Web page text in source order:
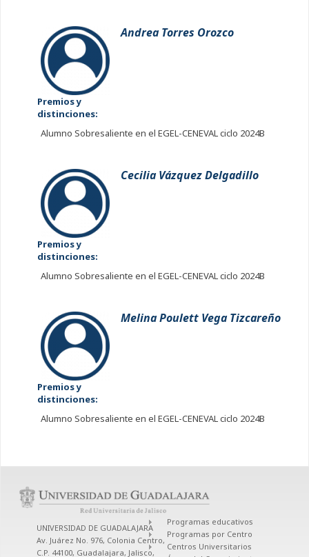
Andrea Torres Orozco
Premios y
distinciones:
Alumno Sobresaliente en el EGEL-CENEVAL ciclo 2024B
Cecilia Vázquez Delgadillo
Premios y
distinciones:
Alumno Sobresaliente en el EGEL-CENEVAL ciclo 2024B
Melina Poulett Vega Tizcareño
Premios y
distinciones:
Alumno Sobresaliente en el EGEL-CENEVAL ciclo 2024B
UNIVERSIDAD DE GUADALAJARA
Av. Juárez No. 976, Colonia Centro,
C.P. 44100, Guadalajara, Jalisco,
Programas educativos
Programas por Centro
Centros Universitarios